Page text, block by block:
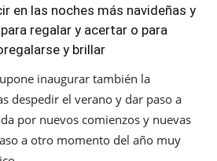
en las noches más navideñas y
regalar y acertar o para
y brillar
inaugurar también la
despedir el verano y dar paso a
por nuevos comienzos y nuevas
a otro momento del año muy